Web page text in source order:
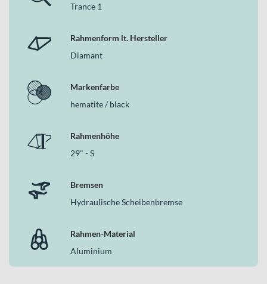
Trance 1
Rahmenform lt. Hersteller
Diamant
Markenfarbe
hematite / black
Rahmenhöhe
29" - S
Bremsen
Hydraulische Scheibenbremse
Rahmen-Material
Aluminium